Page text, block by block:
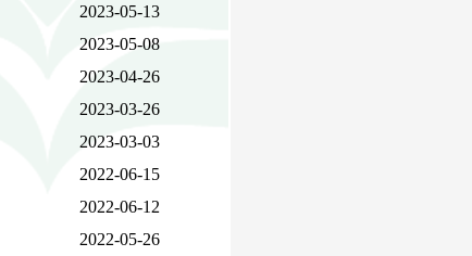
2023-05-13
2023-05-08
2023-04-26
2023-03-26
2023-03-03
2022-06-15
2022-06-12
2022-05-26